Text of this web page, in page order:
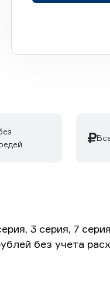
3 серия, 7
без учета